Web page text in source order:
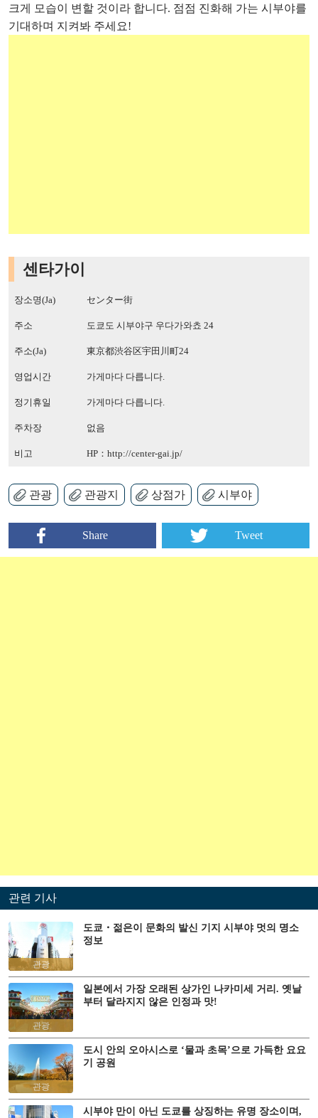
크게 모습이 변할 것이라 합니다. 점점 진화해 가는 시부야를
기대하며 지켜봐 주세요!
센타가이
장소명(Ja) センター街
주소 도쿄도 시부야구 우다가와쵸 24
주소(Ja) 東京都渋谷区宇田川町24
영업시간 가게마다 다릅니다.
정기휴일 가게마다 다릅니다.
주차장 없음
비고 HP： http://center-gai.jp/
관광 관광지 상점가 시부야
Share Tweet
관련 기사
관광
도쿄・젊은이 문화의 발신 기지 시부야 멋의 명소
정보
관광
일본에서 가장 오래된 상가인 나카미세 거리. 옛날
부터 달라지지 않은 인정과 맛!
관광
도시 안의 오아시스로 ‘물과 초목’으로 가득한 요요
기 공원
시부야 만이 아닌 도쿄를 상징하는 유명 장소이며,